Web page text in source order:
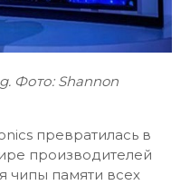
Фото: Shannon
превратилась в
производителей
чипы памяти всех